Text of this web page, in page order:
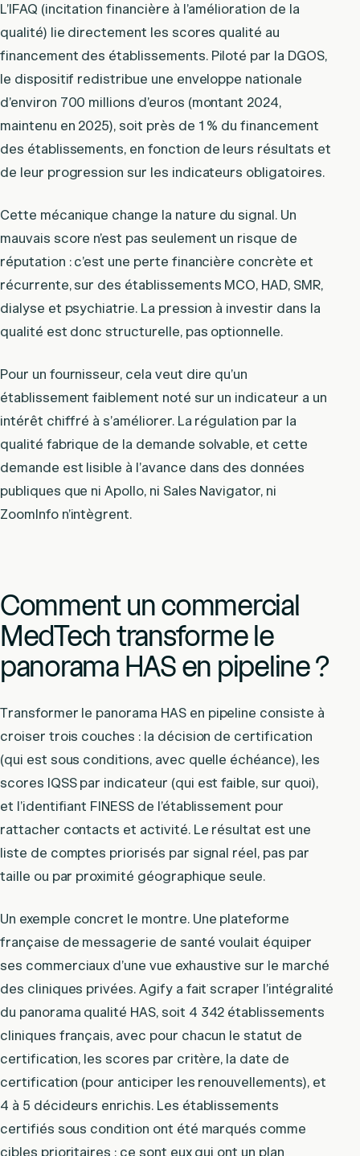
L’IFAQ (incitation financière à l’amélioration de la
qualité) lie directement les scores qualité au
financement des établissements. Piloté par la DGOS,
le dispositif redistribue une enveloppe nationale
d’environ 700 millions d’euros (montant 2024,
maintenu en 2025), soit près de 1 % du financement
des établissements, en fonction de leurs résultats et
de leur progression sur les indicateurs obligatoires.
Cette mécanique change la nature du signal. Un
mauvais score n’est pas seulement un risque de
réputation : c’est une perte financière concrète et
récurrente, sur des établissements MCO, HAD, SMR,
dialyse et psychiatrie. La pression à investir dans la
qualité est donc structurelle, pas optionnelle.
Pour un fournisseur, cela veut dire qu’un
établissement faiblement noté sur un indicateur a un
intérêt chiffré à s’améliorer. La régulation par la
qualité fabrique de la demande solvable, et cette
demande est lisible à l’avance dans des données
publiques que ni Apollo, ni Sales Navigator, ni
ZoomInfo n’intègrent.
Comment un commercial
MedTech transforme le
panorama HAS en pipeline ?
Transformer le panorama HAS en pipeline consiste à
croiser trois couches : la décision de certification
(qui est sous conditions, avec quelle échéance), les
scores IQSS par indicateur (qui est faible, sur quoi),
et l’identifiant FINESS de l’établissement pour
rattacher contacts et activité. Le résultat est une
liste de comptes priorisés par signal réel, pas par
taille ou par proximité géographique seule.
Un exemple concret le montre. Une plateforme
française de messagerie de santé voulait équiper
ses commerciaux d’une vue exhaustive sur le marché
des cliniques privées. Agify a fait scraper l’intégralité
du panorama qualité HAS, soit 4 342 établissements
cliniques français, avec pour chacun le statut de
certification, les scores par critère, la date de
certification (pour anticiper les renouvellements), et
4 à 5 décideurs enrichis. Les établissements
certifiés sous condition ont été marqués comme
cibles prioritaires : ce sont eux qui ont un plan